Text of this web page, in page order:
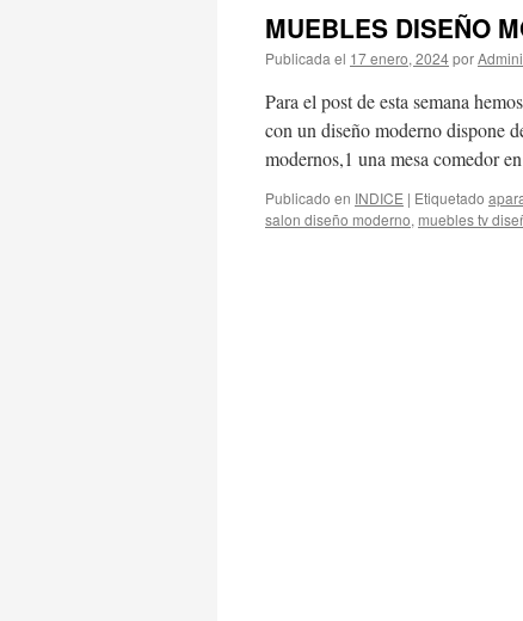
MUEBLES DISEÑO
Publicada el 17 enero, 2024por
Para el post de esta semana
con un diseño moderno dispone
modernos,1 una mesa comedor
Publicado en INDICE | Etiquetado
salon diseño moderno, muebles tv